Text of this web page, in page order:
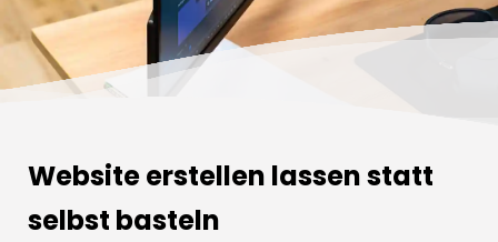
Website erstellen lassen statt
selbst basteln